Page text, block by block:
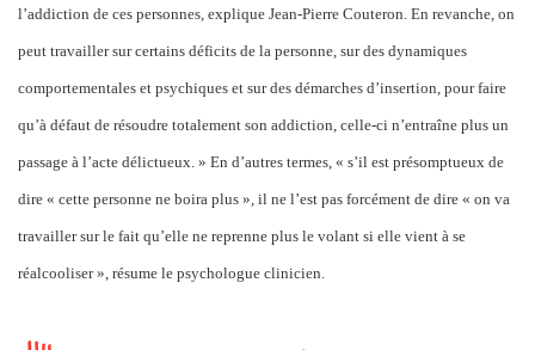
l’addiction de ces personnes, explique Jean-Pierre Couteron. En revanche, on
peut travailler sur certains déficits de la personne, sur des dynamiques
comportementales et psychiques et sur des démarches d’insertion, pour faire
qu’à défaut de résoudre totalement son addiction, celle-ci n’entraîne plus un
passage à l’acte délictueux. » En d’autres termes, « s’il est présomptueux de
dire « cette personne ne boira plus », il ne l’est pas forcément de dire « on va
travailler sur le fait qu’elle ne reprenne plus le volant si elle vient à se
réalcooliser », résume le psychologue clinicien.